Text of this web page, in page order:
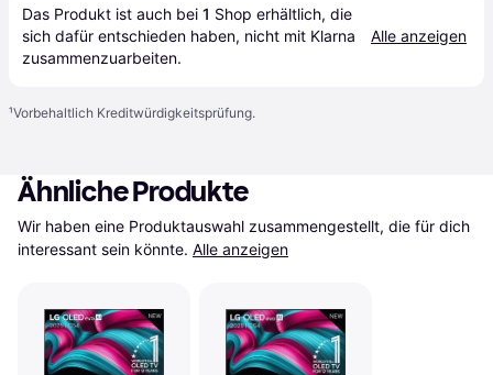
Das Produkt ist auch bei 1 Shop erhältlich, die
sich dafür entschieden haben, nicht mit Klarna
zusammenzuarbeiten.
Alle anzeigen
¹Vorbehaltlich Kreditwürdigkeitsprüfung.
Ähnliche Produkte
Wir haben eine Produktauswahl zusammengestellt, die für dich
interessant sein könnte. Alle anzeigen